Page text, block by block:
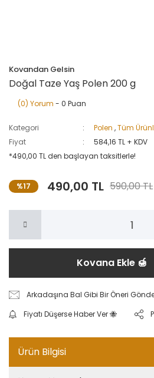
Kovandan Gelsin
Doğal Taze Yaş Polen 200 g
(0) Yorum - 0 Puan
Kategori Polen ,Tüm
Fiyat
584,16 TL + KDV
*490,00 TL den başlayan taksitlerle!
%17 490,00 TL 590,00 TL
Kovana Ekle 🍯
Arkadaşına Bal Gibi Bir Öneri
Fiyatı Düşerse Haber Ver 🐝
Ürün Bilgisi